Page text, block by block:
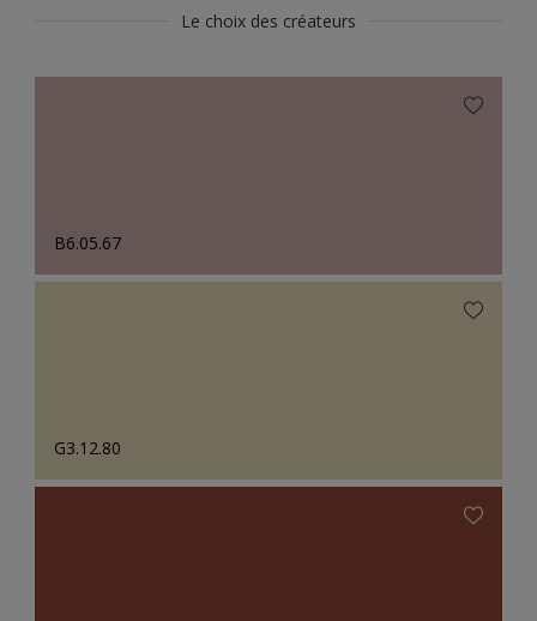
Le choix des créateurs
B6.05.67
G3.12.80